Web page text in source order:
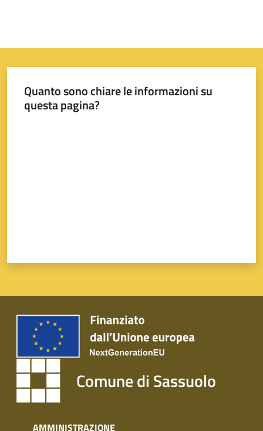
Quanto sono chiare le informazioni su
questa pagina?
Comune di Sassuolo
AMMINISTRAZIONE